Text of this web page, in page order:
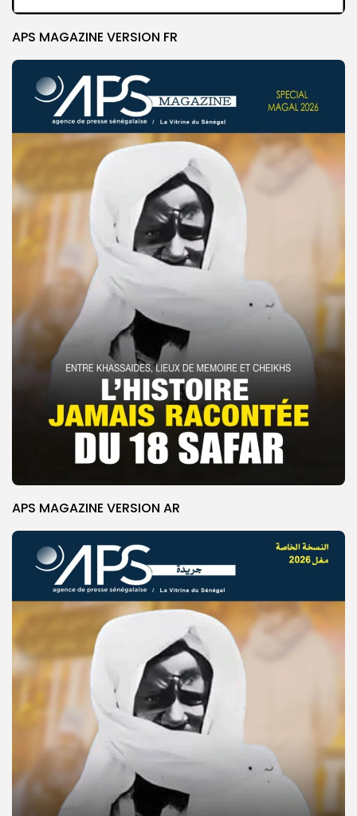
© Copyright 2025, APS
APS MAGAZINE VERSION FR
APS MAGAZINE VERSION AR